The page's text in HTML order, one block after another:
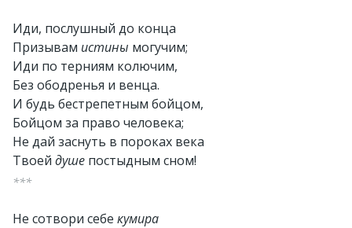
Иди, послушный до конца
Призывам истины могучим;
Иди по терниям колючим,
Без ободренья и венца.
И будь бестрепетным бойцом,
Бойцом за право человека;
Не дай заснуть в пороках века
Твоей душе постыдным сном!
***
Не сотвори себе кумира